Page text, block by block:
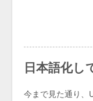
日本語化し
今まで見た通り、